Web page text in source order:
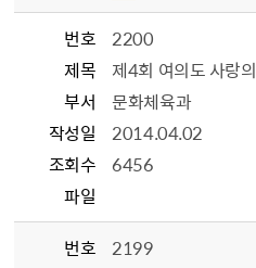
번호
2200
제목
제4회 여의도 사랑
부서
문화체육과
작성일
2014.04.02
조회수
6456
파일
번호
2199